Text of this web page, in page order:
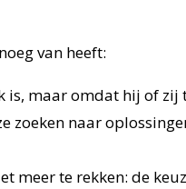
van heeft:
maar omdat hij of zij
zoeken naar
meer te rekken: de